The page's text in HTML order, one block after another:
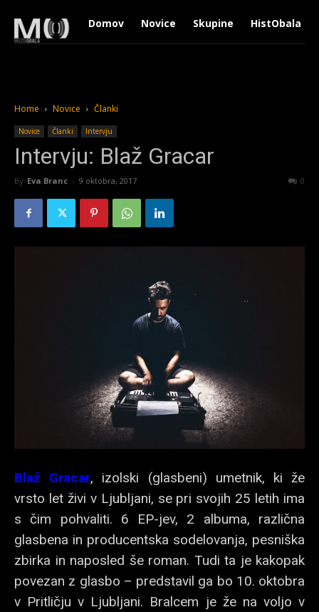
Domov Novice Skupine HistObala
Home Novice Članki
Novice Članki Intervju
Intervju: Blaž Gracar
By Eva Branc - 9 oktobra, 2017 0
Blaž Gracar, izolski (glasbeni) umetnik, ki že
vrsto let živi v Ljubljani, se pri svojih 25 letih ima
s čim pohvaliti. 6 EP-jev, 2 albuma, različna
glasbena in producentska sodelovanja, pesniška
zbirka in naposled še roman. Tudi ta je kakopak
povezan z glasbo – predstavil ga bo 10. oktobra
v Pritličju v Ljubljani. Bralcem je že na voljo v